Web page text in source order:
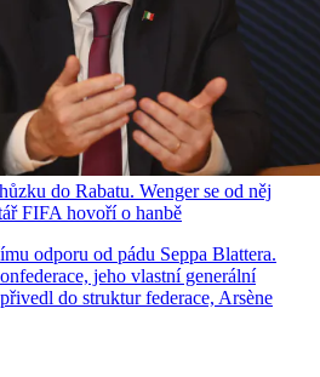
do Rabatu. Wenger se od něj
FIFA hovoří o hanbě
odporu od pádu Seppa Blattera.
jeho vlastní generální
do struktur federace, Arsène